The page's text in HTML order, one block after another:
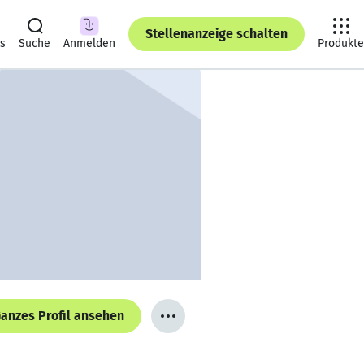
Suche Anmelden
Stellenanzeige schalten
Produkte
Profil ansehen